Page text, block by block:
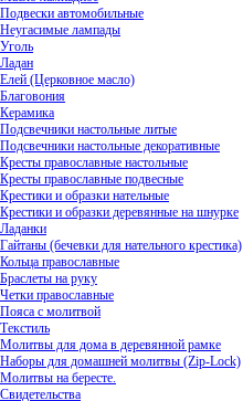
Подвески автомобильные
Неугасимые лампады
Уголь
Ладан
Елей (Церковное масло)
Благовония
Керамика
Подсвечники настольные литые
Подсвечники настольные декоративные
Кресты православные настольные
Кресты православные подвесные
Крестики и образки нательные
Крестики и образки деревянные на шнурке
Ладанки
Гайтаны (бечевки для нательного крестика)
Кольца православные
Браслеты на руку
Четки православные
Пояса с молитвой
Текстиль
Молитвы для дома в деревянной рамке
Наборы для домашней молитвы (Zip-Lock)
Молитвы на бересте.
Свидетельства